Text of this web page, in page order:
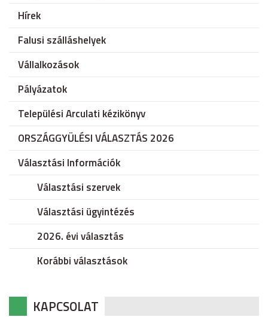
Hírek
Falusi szálláshelyek
Vállalkozások
Pályázatok
Települési Arculati kézikönyv
ORSZÁGGYÜLÉSI VÁLASZTÁS 2026
Választási Információk
Választási szervek
Választási ügyintézés
2026. évi választás
Korábbi választások
KAPCSOLAT